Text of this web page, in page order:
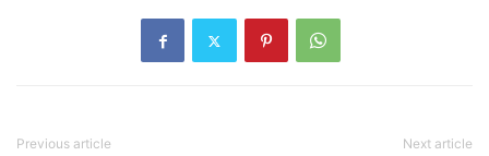
Previous article Next article